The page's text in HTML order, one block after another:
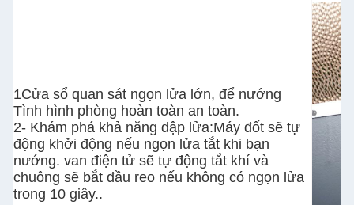
1Cửa sổ quan sát ngọn lửa lớn, để nướng
Tình hình phòng hoàn toàn an toàn.
2- Khám phá khả năng dập lửa:Máy đốt sẽ tự
động khởi động nếu ngọn lửa tắt khi bạn
nướng. van điện tử sẽ tự động tắt khí và
chuông sẽ bắt đầu reo nếu không có ngọn lửa
trong 10 giây..